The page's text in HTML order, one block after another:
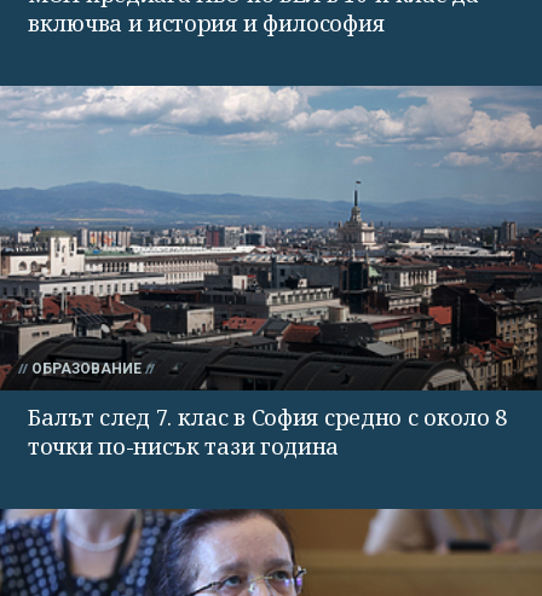
включва и история и философия
ОБРАЗОВАНИЕ
Балът след 7. клас в София средно с около 8
точки по-нисък тази година